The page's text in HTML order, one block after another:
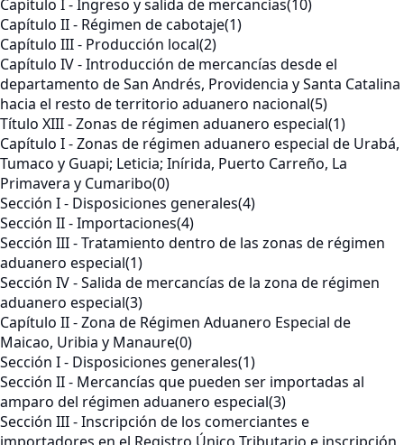
Capítulo I - Ingreso y salida de mercancías(10)
Capítulo II - Régimen de cabotaje(1)
Capítulo III - Producción local(2)
Capítulo IV - Introducción de mercancías desde el
departamento de San Andrés, Providencia y Santa Catalina
hacia el resto de territorio aduanero nacional(5)
Título XIII - Zonas de régimen aduanero especial(1)
Capítulo I - Zonas de régimen aduanero especial de Urabá,
Tumaco y Guapi; Leticia; Inírida, Puerto Carreño, La
Primavera y Cumaribo(0)
Sección I - Disposiciones generales(4)
Sección II - Importaciones(4)
Sección III - Tratamiento dentro de las zonas de régimen
aduanero especial(1)
Sección IV - Salida de mercancías de la zona de régimen
aduanero especial(3)
Capítulo II - Zona de Régimen Aduanero Especial de
Maicao, Uribia y Manaure(0)
Sección I - Disposiciones generales(1)
Sección II - Mercancías que pueden ser importadas al
amparo del régimen aduanero especial(3)
Sección III - Inscripción de los comerciantes e